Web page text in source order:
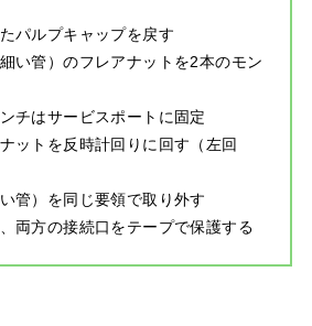
パルプキャップを戻す
い管）のフレアナットを2本のモン
チはサービスポートに固定
ットを反時計回りに回す（左回
管）を同じ要領で取り外す
両方の接続口をテープで保護する